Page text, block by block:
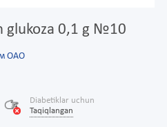
glukoza 0,1 g №10
ОАО
Diabetiklar uchun
Taqiqlangan